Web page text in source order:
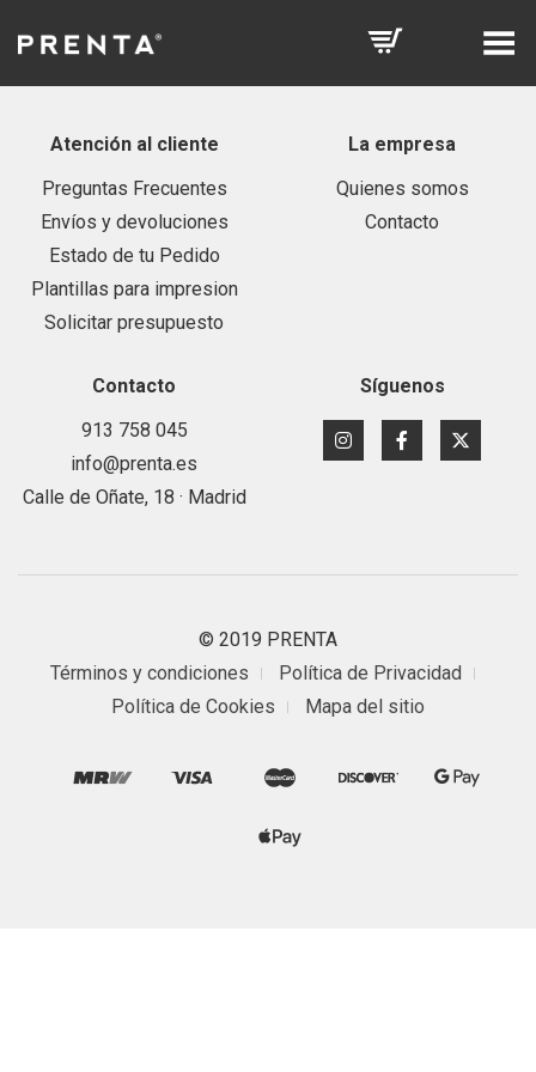
Toggle Menu
Atención al cliente
Preguntas Frecuentes
Envíos y devoluciones
Estado de tu Pedido
Plantillas para impresion
Solicitar presupuesto
La empresa
Quienes somos
Contacto
Contacto
913 758 045
info@prenta.es
Calle de Oñate, 18 · Madrid
Síguenos
© 2019 PRENTA
Términos y condiciones
Política de Privacidad
Política de Cookies
Mapa del sitio